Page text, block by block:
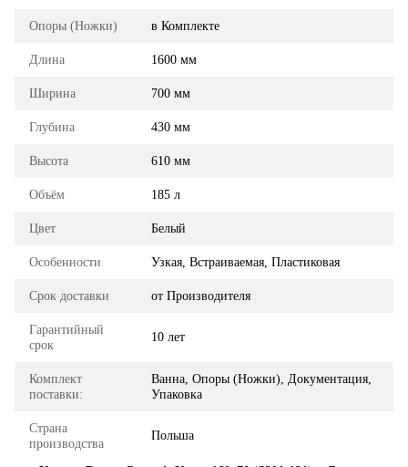
Опоры (Ножки) в Комплекте
Длина 1600 мм
Ширина 700 мм
Глубина 430 мм
Высота 610 мм
Объём 185 л
Цвет Белый
Особенности Узкая, Встраиваемая, Пластиковая
Срок доставки от Производителя
Гарантийный
срок
10 лет
Комплект
поставки:
Ванна, Опоры (Ножки), Документация,
Упаковка
Страна
производства
Польша